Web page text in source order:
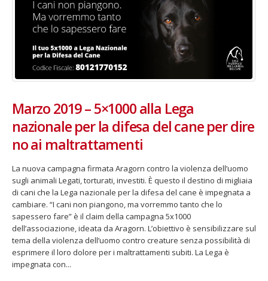
Marzo 2019 – 5×1000 alla Lega
nazionale per la difesa del cane per dire
no ai maltrattamenti
La nuova campagna firmata Aragorn contro la violenza dell’uomo
sugli animali Legati, torturati, investiti. È questo il destino di migliaia
di cani che la Lega nazionale per la difesa del cane è impegnata a
cambiare. “I cani non piangono, ma vorremmo tanto che lo
sapessero fare” è il claim della campagna 5x1000
dell’associazione, ideata da Aragorn. L’obiettivo è sensibilizzare sul
tema della violenza dell’uomo contro creature senza possibilità di
esprimere il loro dolore per i maltrattamenti subiti. La Lega è
impegnata con...